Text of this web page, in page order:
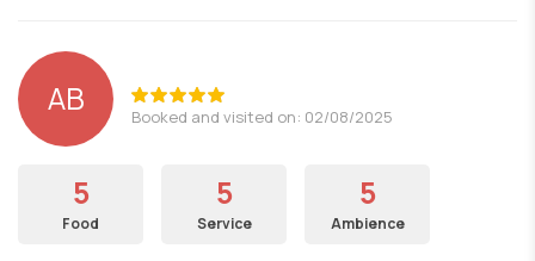
AB Booked and visited on: 02/08/2025
5
Food
5
Service
5
Ambience